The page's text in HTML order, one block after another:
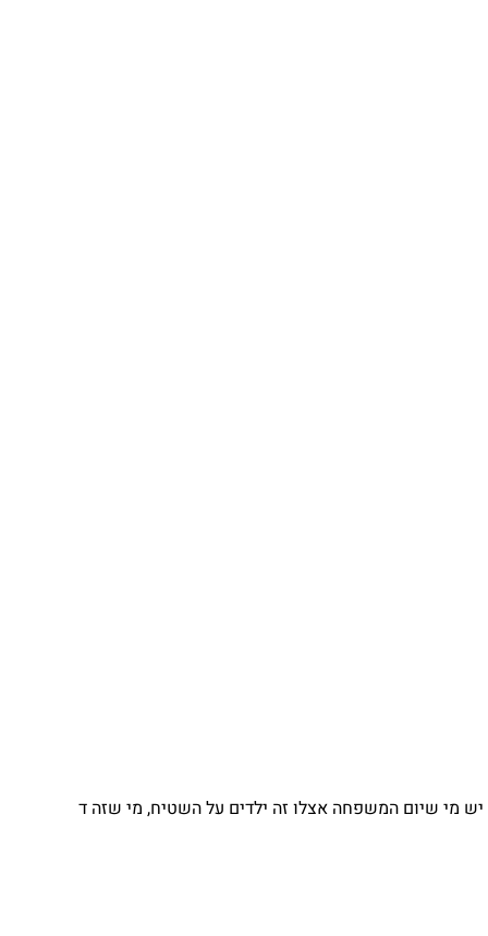
מי שיום המשפחה אצלו זה ילדים על השטיח, מי שזה ד